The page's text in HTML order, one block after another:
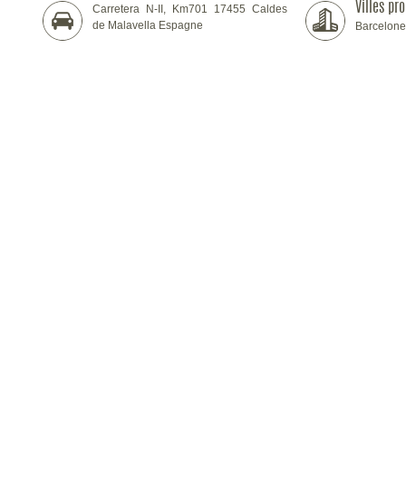
Carretera N-II, Km701 17455 Caldes
de Malavella Espagne
Villes